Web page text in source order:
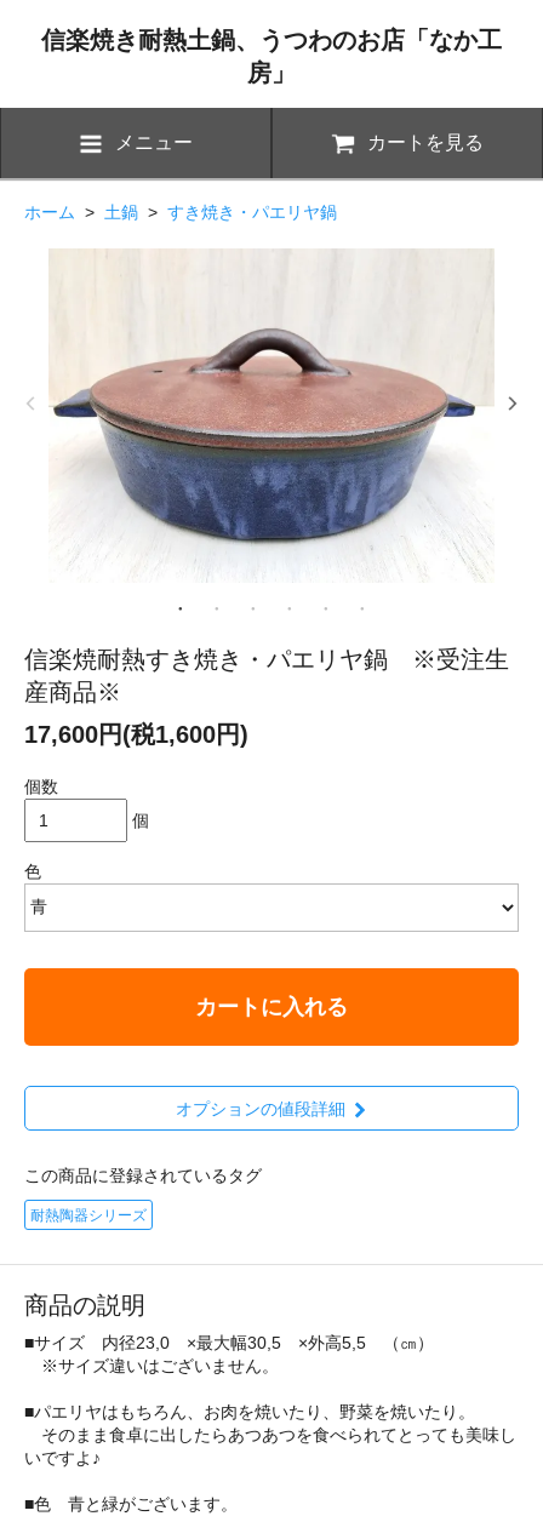
信楽焼き耐熱土鍋、うつわのお店「なか工
房」
メニュー カートを見る
ホーム > 土鍋 > すき焼き・パエリヤ鍋
信楽焼耐熱すき焼き・パエリヤ鍋 ※受注生
産商品※
17,600円(税1,600円)
個数
個
色
カートに入れる
オプションの値段詳細
この商品に登録されているタグ
耐熱陶器シリーズ
商品の説明
■サイズ 内径23,0 ×最大幅30,5 ×外高5,5 （㎝）
※サイズ違いはございません。
■パエリヤはもちろん、お肉を焼いたり、野菜を焼いたり。
そのまま食卓に出したらあつあつを食べられてとっても美味し
いですよ♪
■色 青と緑がございます。